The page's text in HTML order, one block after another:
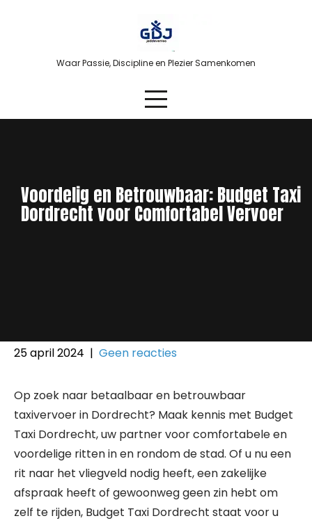
Waar Passie, Discipline en Plezier Samenkomen
Voordelig en Betrouwbaar: Budget Taxi
Dordrecht voor Comfortabel Vervoer
25 april 2024 | Geen reacties
Op zoek naar betaalbaar en betrouwbaar
taxivervoer in Dordrecht? Maak kennis met Budget
Taxi Dordrecht, uw partner voor comfortabele en
voordelige ritten in en rondom de stad. Of u nu een
rit naar het vliegveld nodig heeft, een zakelijke
afspraak heeft of gewoonweg geen zin hebt om
zelf te rijden, Budget Taxi Dordrecht staat voor u